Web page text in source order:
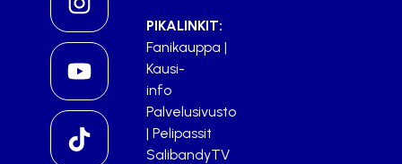
PIKALINKIT:
Fanikauppa |
Kausi-
info
Palvelusivusto
| Pelipassit
SalibandyTV